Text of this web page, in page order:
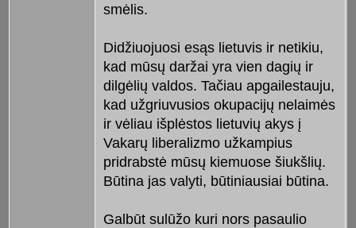
smėlis.
Didžiuojuosi esąs lietuvis ir netikiu,
kad mūsų daržai yra vien dagių ir
dilgėlių valdos. Tačiau apgailestauju,
kad užgriuvusios okupacijų nelaimės
ir vėliau išplėstos lietuvių akys į
Vakarų liberalizmo užkampius
pridrabstė mūsų kiemuose šiukšlių.
Būtina jas valyti, būtiniausiai būtina.
Galbūt sulūžo kuri nors pasaulio